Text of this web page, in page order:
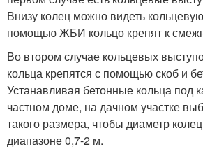
Внизу колец можно видеть
помощью ЖБИ кольцо крепят к
Во втором случае кольцевых
кольца крепятся с помощью скоб и
Устанавливая бетонные кольца под
частном доме, на дачном участке
такого размера, чтобы диаметр
диапазоне 0,7-2 м.